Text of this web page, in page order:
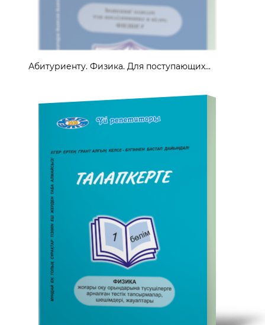
Абитуриенту. Физика. Для поступающих...